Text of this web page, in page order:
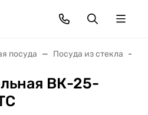
посуда Посуда из стекла
ВК-25-